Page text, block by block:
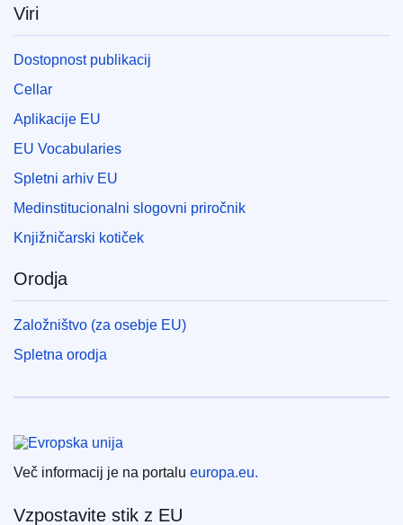
Viri
Dostopnost publikacij
Cellar
Aplikacije EU
EU Vocabularies
Spletni arhiv EU
Medinstitucionalni slogovni priročnik
Knjižničarski kotiček
Orodja
Založništvo (za osebje EU)
Spletna orodja
Več informacij je na portalu europa.eu.
Vzpostavite stik z EU